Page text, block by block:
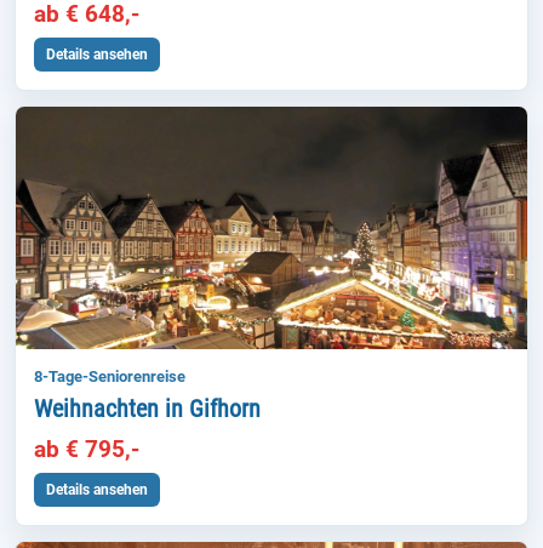
ab € 648,-
Details ansehen
8-Tage-Seniorenreise
Weihnachten in Gifhorn
ab € 795,-
Details ansehen